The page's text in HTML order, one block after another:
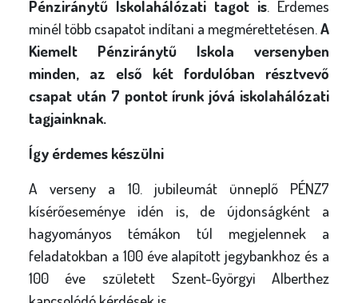
Pénziránytű Iskolahálózati tagot is. Érdemes
minél több csapatot indítani a megmérettetésen.A
Kiemelt Pénziránytű Iskola versenyben
minden, az első két fordulóban résztvevő
csapat után 7 pontot írunk jóvá iskolahálózati
tagjainknak.
Így érdemes készülni
A verseny a 10. jubileumát ünneplő PÉNZ7
kísérőeseménye idén is, de újdonságként a
hagyományos témákon túl megjelennek a
feladatokban a 100 éve alapított jegybankhoz és a
100 éve született Szent-Györgyi Alberthez